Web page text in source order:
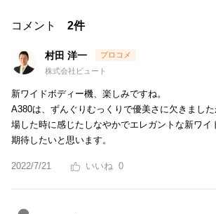
コメント 2件
村田 洋一
株式会社ビュート
新ワイドボディー機、楽しみですね。
A380は、ずんぐりむっくりで優美さに欠きまし
場した時に感じたしなやかでエレガントな新ワイ
期待したいと思います。
2022/7/21 0